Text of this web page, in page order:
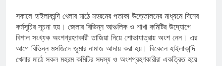
সকালে হাইলাকান্দি খেলার মাঠে মহরমের পতাকা উত্তোলনের মাধ্যমে দিনের
কর্মসূচির সূচনা হয়। জেলার বিভিন্ন আঞ্চলিক ও শাখা কমিটির উদ্যোগে
বিশাল সংখ্যক অংশগ্রহণকারী তাজিয়া নিয়ে শোভাযাত্রায় অংশ নেন। এর
আগে বিভিন্ন মসজিদে জুমার নামাজ আদায় করা হয়। বিকেলে হাইলাকান্দি
খেলার মাঠে সকল মহরম কমিটির সদস্য ও অংশগ্রহণকারীরা একত্রিত হয়ে